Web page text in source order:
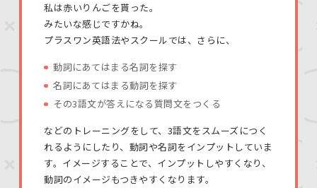
私は赤いりんごを貰った。
みたいな感じですかね。
プラスワン英語法やスクールでは、さらに、
動詞にあてはまる名詞を探す
名詞にあてはまる動詞を探す
その3語文が答えになる質問文をつくる
などのトレーニングをして、3語文をスムーズにつく
れるようにしたり、動詞や名詞をインプットしていま
す。イメージすることで、インプットしやすくなり、
動詞のイメージもつきやすくなります。